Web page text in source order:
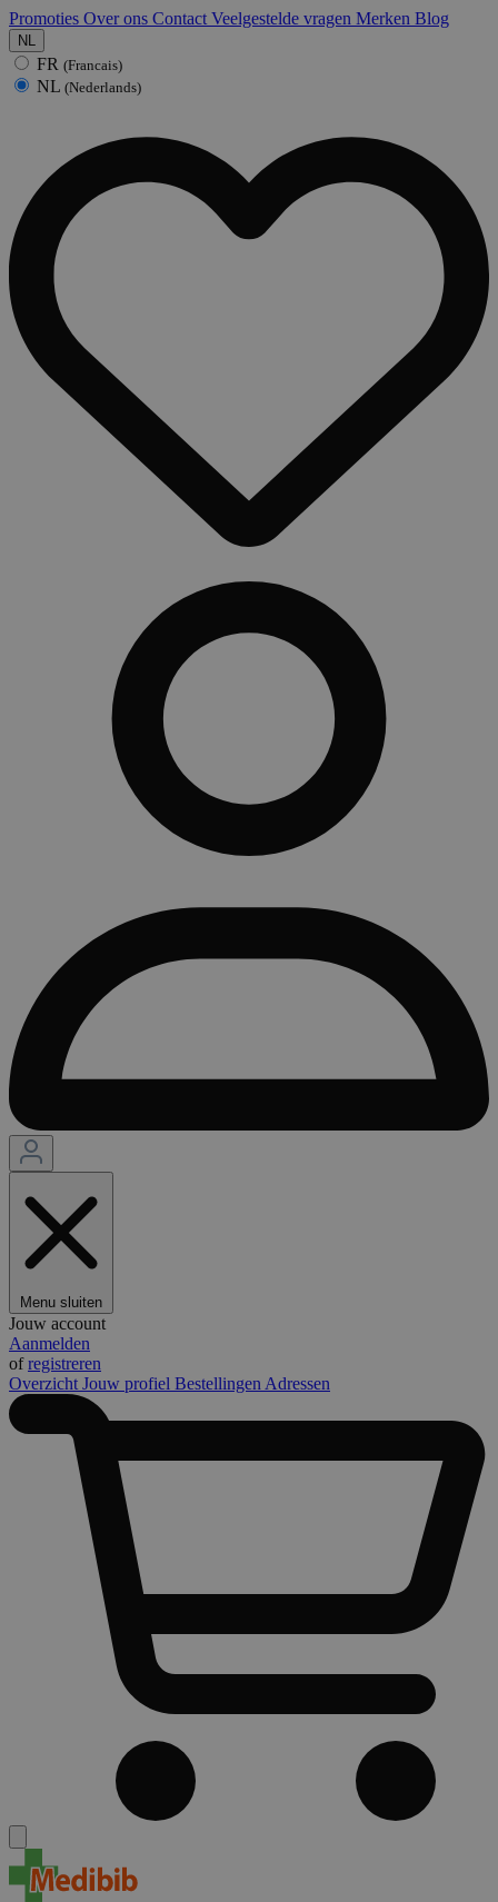
Promoties Over ons Contact Veelgestelde vragen Merken Blog
NL
FR (Francais)
NL (Nederlands)
Menu sluiten
Jouw account
Aanmelden
ofregistreren
Overzicht Jouw profiel Bestellingen Adressen